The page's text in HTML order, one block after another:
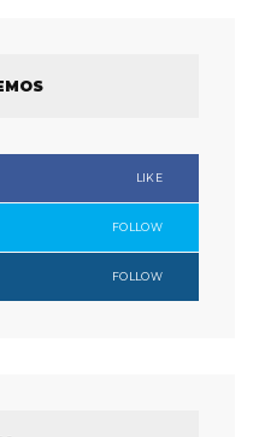
LIKE
FOLLOW
FOLLOW